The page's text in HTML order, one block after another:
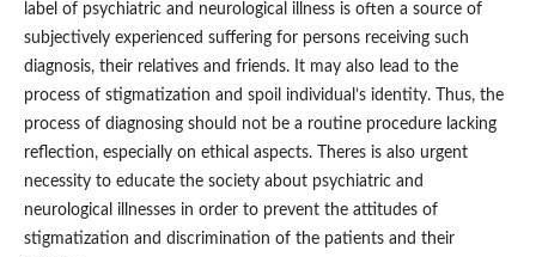
label of psychiatric and neurological illness is often a source of
subjectively experienced suffering for persons receiving such
diagnosis, their relatives and friends. It may also lead to the
process of stigmatization and spoil individual’s identity. Thus, the
process of diagnosing should not be a routine procedure lacking
reflection, especially on ethical aspects. Theres is also urgent
necessity to educate the society about psychiatric and
neurological illnesses in order to prevent the attitudes of
stigmatization and discrimination of the patients and their